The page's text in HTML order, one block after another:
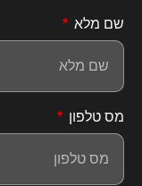
שם מלא
מס טלפון